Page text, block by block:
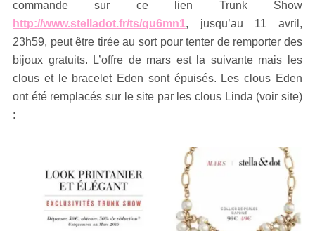
commande sur ce lien Trunk Show
http://www.stelladot.fr/ts/qu6mn1, jusqu’au 11 avril,
23h59, peut être tirée au sort pour tenter de remporter des
bijoux gratuits. L’offre de mars est la suivante mais les
clous et le bracelet Eden sont épuisés. Les clous Eden
ont été remplacés sur le site par les clous Linda (voir site)
: